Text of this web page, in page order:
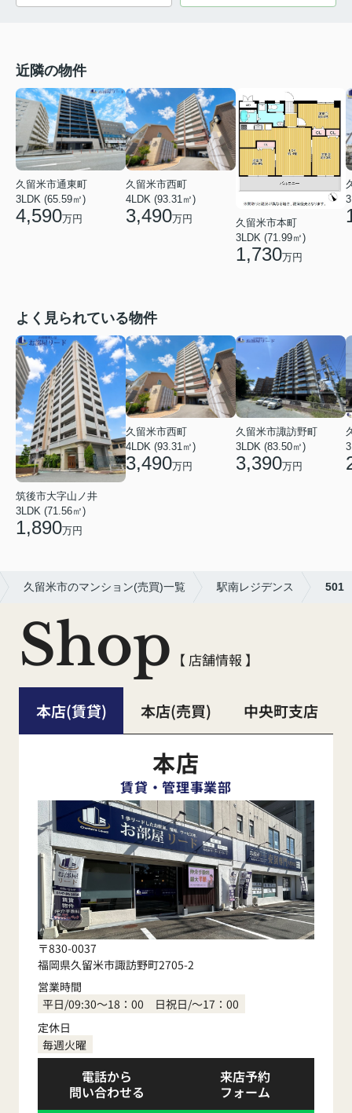
近隣の物件
久留米市通東町
3LDK (65.59㎡)
4,590万円
久留米市西町
4LDK (93.31㎡)
3,490万円
久留米市本町
3LDK (71.99㎡)
1,730万円
よく見られている物件
筑後市大字山ノ井
3LDK (71.56㎡)
1,890万円
久留米市西町
4LDK (93.31㎡)
3,490万円
久留米市諏訪野町
3LDK (83.50㎡)
3,390万円
久留米市のマンション(売買)一覧 駅南レジデンス 501
Shop 【 店舗情報 】
本店(賃貸) 本店(売買) 中央町支店
本店
賃貸・管理事業部
〒830-0037
福岡県久留米市諏訪野町2705-2
営業時間
平日/09:30～18：00 日祝日/～17：00
定休日
毎週火曜
電話から
問い合わせる
来店予約
フォーム